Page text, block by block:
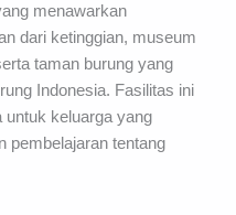
menawarkan
dari ketinggian, museum
taman burung yang
Indonesia. Fasilitas ini
untuk keluarga yang
pembelajaran tentang